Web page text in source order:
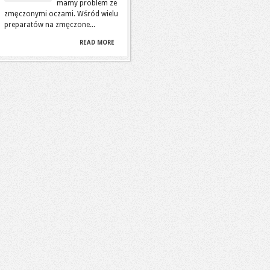
mamy problem ze
zmęczonymi oczami. Wśród wielu
preparatów na zmęczone...
READ MORE